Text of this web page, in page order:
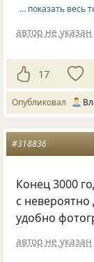
… показать весь
автор не указан
17
Опубликовал
#318836
Конец 3000
с
удобно
автор не указан